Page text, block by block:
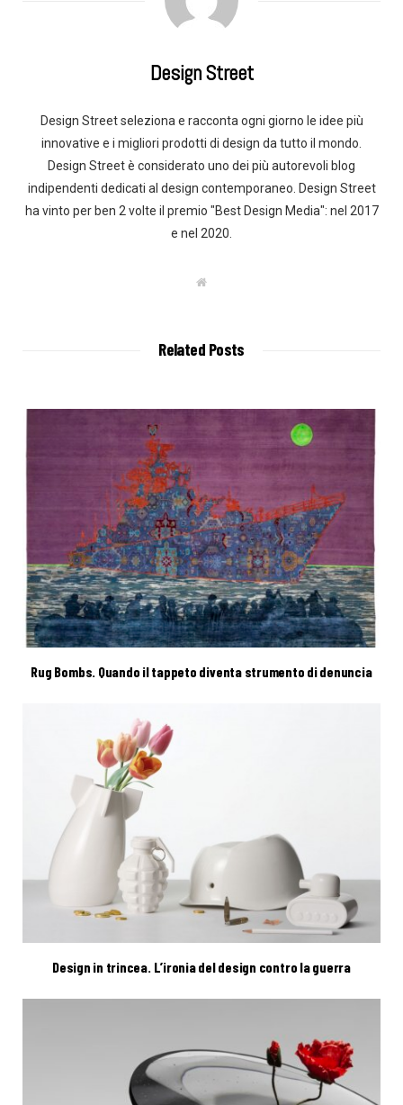
Design Street
Design Street seleziona e racconta ogni giorno le idee più
innovative e i migliori prodotti di design da tutto il mondo.
Design Street è considerato uno dei più autorevoli blog
indipendenti dedicati al design contemporaneo. Design Street
ha vinto per ben 2 volte il premio "Best Design Media": nel 2017
e nel 2020.
W
Related Posts
Rug Bombs. Quando il tappeto diventa strumento di denuncia
Design in trincea. L’ironia del design contro la guerra